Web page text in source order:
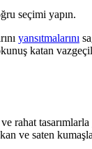
seçimi yapın.
yansıtmalarını
katan
rahat
ve saten